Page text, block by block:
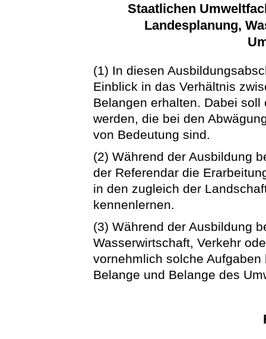
Staatlichen
Landesplanung,
(1) In diesen
Einblick in das Verhältnis
Belangen erhalten. Dabei
werden, die bei den
von Bedeutung sind.
(2) Während der Ausbildung
der Referendar die
in den zugleich der
kennenlernen.
(3) Während der Ausbildung
Wasserwirtschaft, Verkehr
vornehmlich solche
Belange und Belange des